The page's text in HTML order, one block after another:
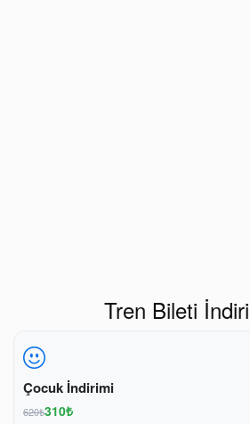
Tren Bileti
Çocuk İndirimi
620₺310₺